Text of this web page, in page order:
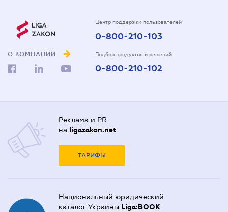
О КОМПАНИИ
Центр поддержки пользователей
0-800-210-103
Подбор продуктов и решений
0-800-210-102
Реклама и PR
на ligazakon.net
ТАРИФЫ
Национальный юридический
каталог Украины Liga:BOOK